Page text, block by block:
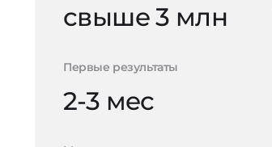
свыше 3 млн
Первые результаты
2-3 мес